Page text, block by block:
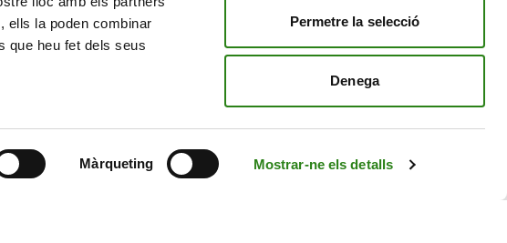
ells la poden combinar
que heu fet dels seus
Màrqueting Mostrar-ne els detalls
Permetre la selecció
Denega
Actualitat
Creand Wealth Management EE. UU.